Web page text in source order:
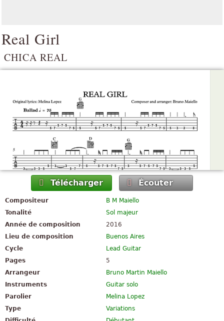
Real Girl
CHICA REAL
Télécharger Écouter
Compositeur
B M Maiello
Tonalité
Sol majeur
Année de composition
2016
Lieu de composition
Buenos Aires
Cycle
Lead Guitar
Pages
5
Arrangeur
Bruno Martin Maiello
Instruments
Guitar solo
Parolier
Melina Lopez
Type
Variations